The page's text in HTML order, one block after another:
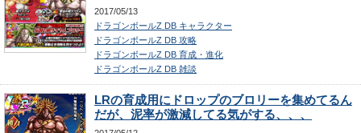
2017/05/13
ドラゴンボールZ DB キャラクター
ドラゴンボールZ DB 攻略
ドラゴンボールZ DB 育成・進化
ドラゴンボールZ DB 雑談
LRの育成用にドロップのブロリーを集めてるん
だが、泥率が激減してる気がする、、、